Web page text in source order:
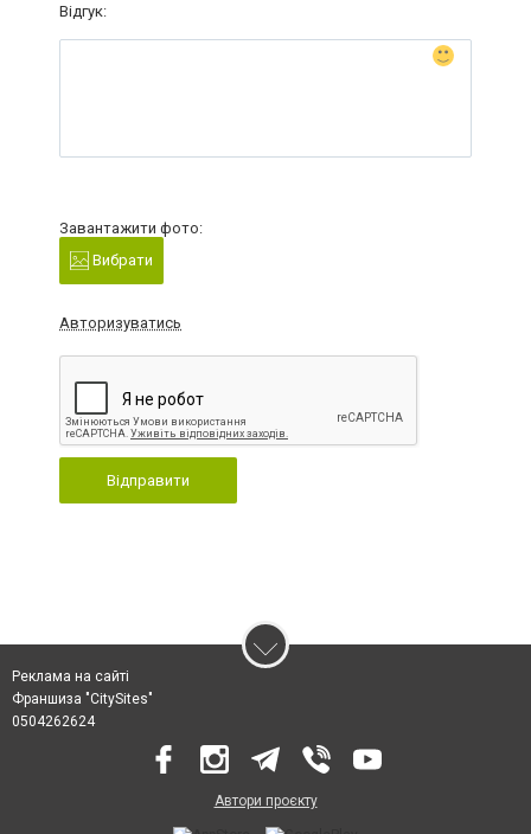
Відгук:
Завантажити фото:
Вибрати
Авторизуватись
Відправити
Реклама на сайті
Франшиза "CitySites"
0504262624
Автори проєкту